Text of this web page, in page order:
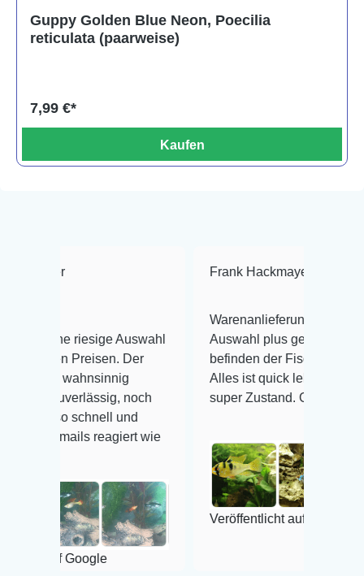
Guppy Golden Blue Neon, Poecilia
reticulata (paarweise)
7,99 €*
Kaufen
Auswahl
Der
noch
und
reagiert wie
Frank Hackmayer ★★★★
Warenanlieferung Top und die
Auswahl plus gesundheitliches
befinden der Fische einwandfrei.
Alles ist quick lebendig und im
super Zustand. Gerne wieder 😃
Veröffentlicht auf Google